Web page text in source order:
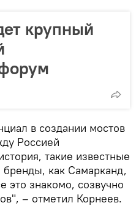
крупный
в создании мостов
Россией
такие известные
бренды, как Самарканд,
это знакомо, созвучно
– отметил Корнеев.